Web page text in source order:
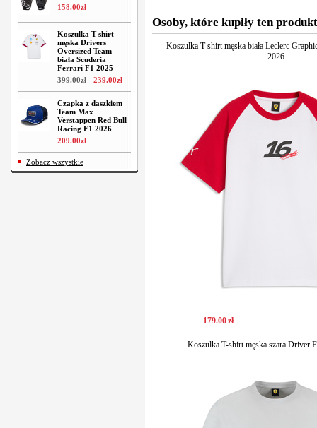
158.00zł
Koszulka T-shirt
męska Drivers
Oversized Team
biała Scuderia
Ferrari F1 2025
399.00zł 239.00zł
Czapka z daszkiem
Team Max
Verstappen Red Bull
Racing F1 2026
209.00zł
Zobacz wszystkie
Osoby, które kupiły ten
Koszulka T-shirt męska biała Leclerc
2026
179.00zł
Koszulka T-shirt męska szara Driver